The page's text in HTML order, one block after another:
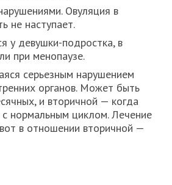
Овуляция в
не наступает.
у девушки-подростка, в
при менопаузе.
серьезным нарушением
органов. Может быть
и вторичной — когда
нормальным циклом. Лечение
в отношении вторичной —